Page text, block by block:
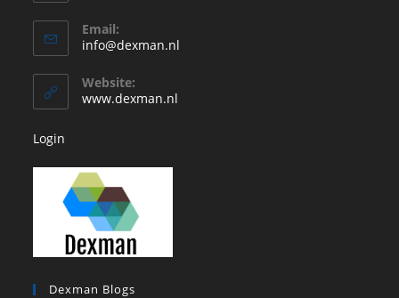
in
je
toepassing
Email:
info@dexman.nl
Website:
www.dexman.nl
Login
Dexman Blogs